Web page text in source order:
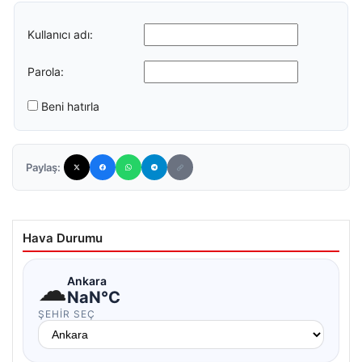
Kullanıcı adı:
Parola:
Beni hatırla
Paylaş:
Hava Durumu
☁Ankara
NaN°C
ŞEHIR SEÇ